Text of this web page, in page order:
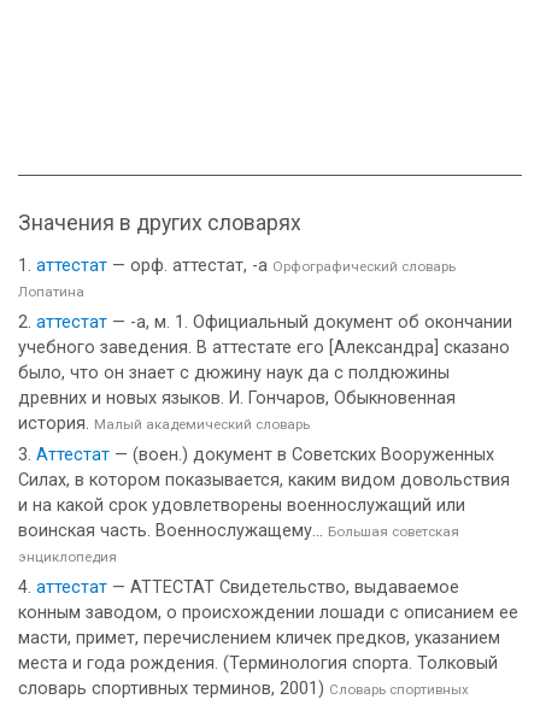
Значения в других словарях
аттестат — орф. аттестат, -а Орфографический словарь
Лопатина
аттестат — -а, м. 1. Официальный документ об окончании
учебного заведения. В аттестате его [Александра] сказано
было, что он знает с дюжину наук да с полдюжины
древних и новых языков. И. Гончаров, Обыкновенная
история. Малый академический словарь
Аттестат — (воен.) документ в Советских Вооруженных
Силах, в котором показывается, каким видом довольствия
и на какой срок удовлетворены военнослужащий или
воинская часть. Военнослужащему... Большая советская
энциклопедия
аттестат — АТТЕСТАТ Свидетельство, выдаваемое
конным заводом, о происхождении лошади с описанием ее
масти, примет, перечислением кличек предков, указанием
места и года рождения. (Терминология спорта. Толковый
словарь спортивных терминов, 2001) Словарь спортивных